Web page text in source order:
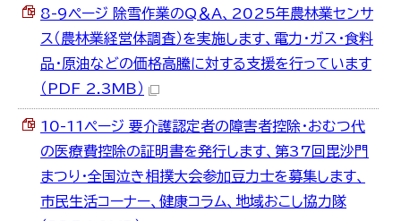
8-9ページ 除雪作業のQ＆A、2025年農林業センサ
ス（農林業経営体調査）を実施します、電力・ガス・食料
品・原油などの価格高騰に対する支援を行っています
（PDF 2.3MB）
10-11ページ 要介護認定者の障害者控除・おむつ代
の医療費控除の証明書を発行します、第37回毘沙門
まつり・全国泣き相撲大会参加豆力士を募集します、
市民生活コーナー、健康コラム、地域おこし協力隊